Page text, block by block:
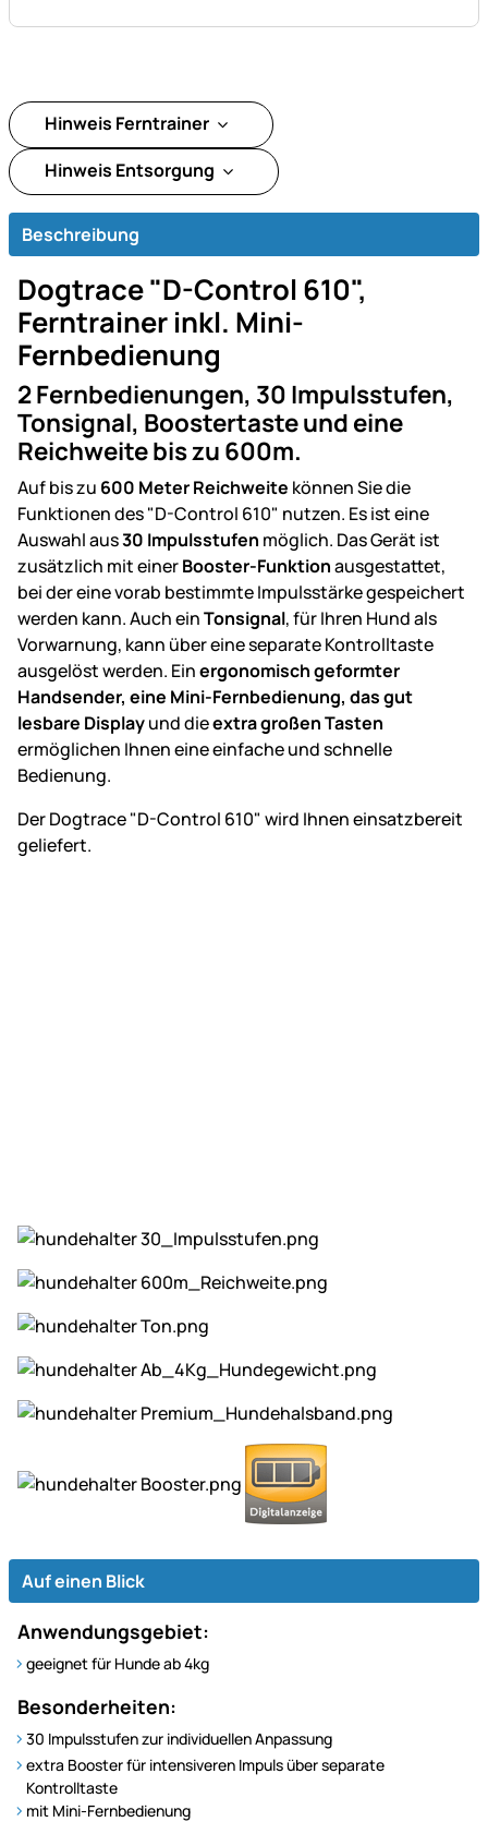
Hinweis Ferntrainer
Hinweis Entsorgung
Beschreibung
Dogtrace "D-Control 610",
Ferntrainer inkl. Mini-
Fernbedienung
2 Fernbedienungen, 30 Impulsstufen,
Tonsignal, Boostertaste und eine
Reichweite bis zu 600m.
Auf bis zu 600 Meter Reichweite können Sie die
Funktionen des "D-Control 610" nutzen. Es ist eine
Auswahl aus30 Impulsstufen möglich. Das Gerät ist
zusätzlich mit einerBooster-Funktionausgestattet,
bei der eine vorab bestimmte Impulsstärke gespeichert
werden kann. Auch einTonsignal, für Ihren Hund als
Vorwarnung, kann über eine separate Kontrolltaste
ausgelöst werden. Einergonomisch geformter
Handsender, eine Mini-Fernbedienung, das gut
lesbare Displayund dieextra großen Tasten
ermöglichen Ihnen eine einfache und schnelle
Bedienung.
Der Dogtrace "D-Control 610" wird Ihnen einsatzbereit
geliefert.
Auf einen Blick
Anwendungsgebiet:
geeignet für Hunde ab 4kg
Besonderheiten:
30 Impulsstufen zur individuellen Anpassung
extra Booster für intensiveren Impuls über separate
Kontrolltaste
mit Mini-Fernbedienung